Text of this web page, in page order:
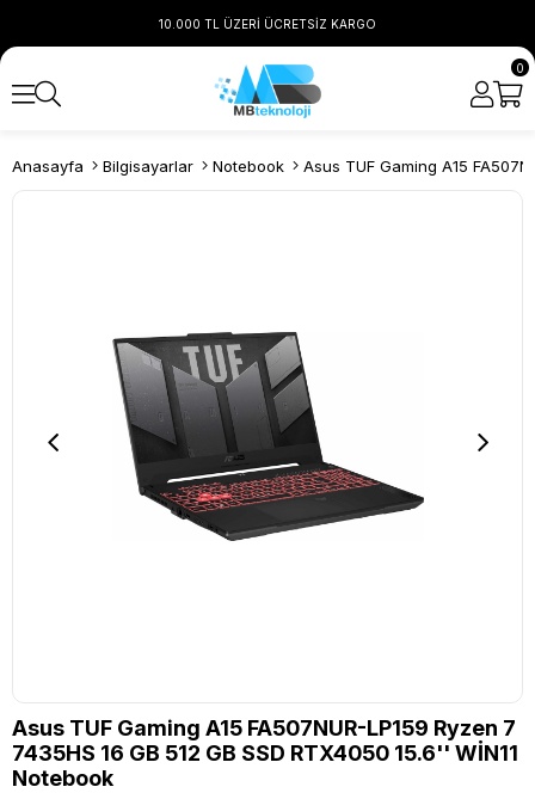
10.000 TL ÜZERİ ÜCRETSİZ KARGO
0
Anasayfa Bilgisayarlar Notebook
Asus TUF Gaming A15 FA507NUR-LP159 Ryzen 7
7435HS 16 GB 512 GB SSD RTX4050 15.6'' WİN11
Notebook